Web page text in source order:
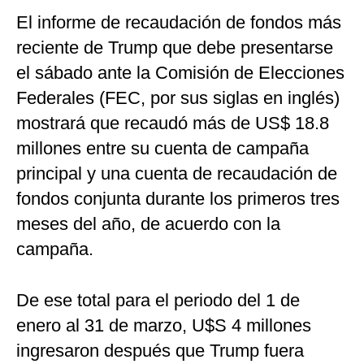
El informe de recaudación de fondos más
reciente de Trump que debe presentarse
el sábado ante la Comisión de Elecciones
Federales (FEC, por sus siglas en inglés)
mostrará que recaudó más de US$ 18.8
millones entre su cuenta de campaña
principal y una cuenta de recaudación de
fondos conjunta durante los primeros tres
meses del año, de acuerdo con la
campaña.
De ese total para el periodo del 1 de
enero al 31 de marzo, U$S 4 millones
ingresaron después que Trump fuera